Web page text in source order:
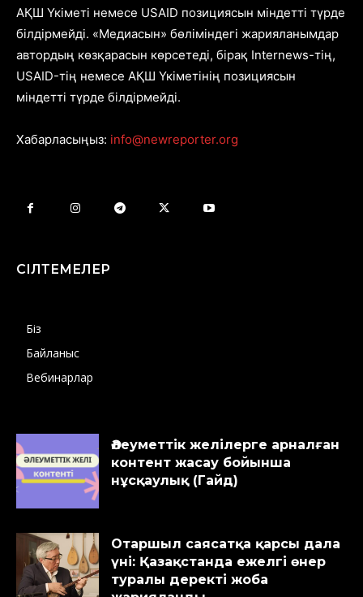
АҚШ Үкіметі немесе USAID позициясын міндетті түрде
білдірмейді. «Медиасын» бөліміндегі жарияланымдар
автордың көзқарасын көрсетеді, бірақ Internews-тің,
USAID-тің немесе АҚШ Үкіметінің позициясын
міндетті түрде білдірмейді.
Хабарласыңыз: info@newreporter.org
СІЛТЕМЕЛЕР
Біз
Байланыс
Вебинарлар
Әлеуметтік желілерге арналған
контент жасау бойынша
нұсқаулық (Гайд)
Отаршыл саясатқа қарсы дала
үні: Қазақстанда ежелгі өнер
туралы деректі жоба